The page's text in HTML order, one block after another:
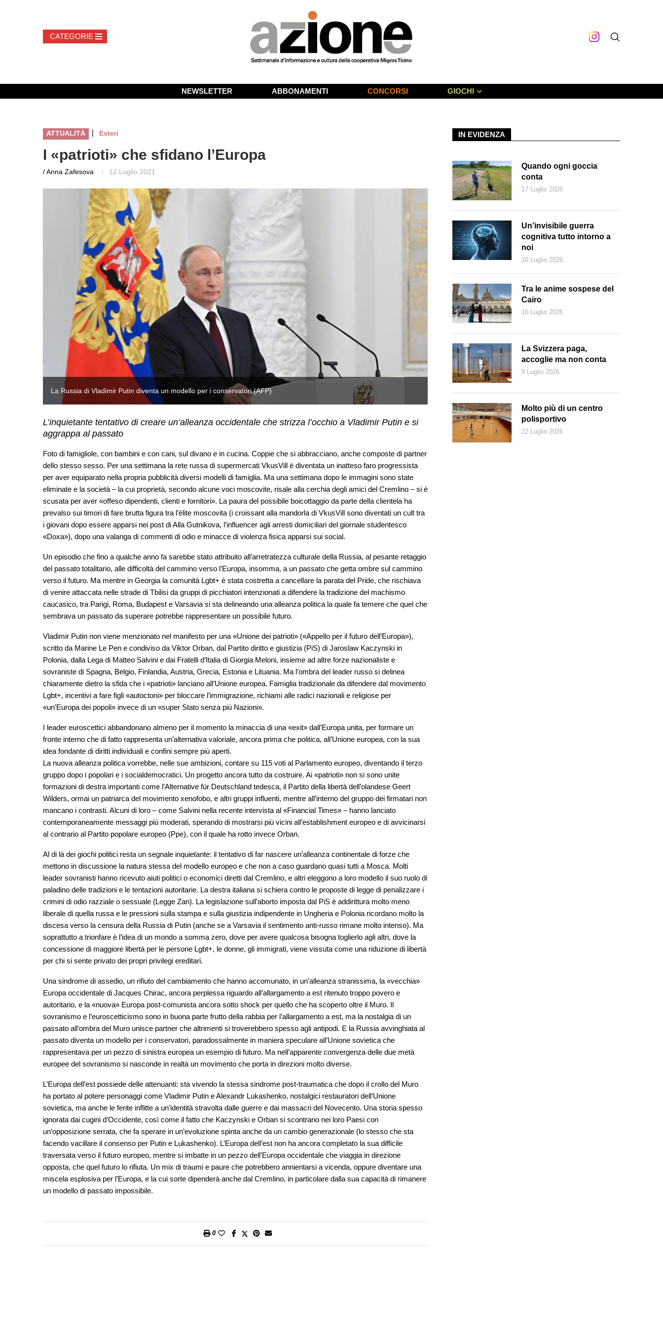
NEWSLETTER ABBONAMENTI CONCORSI GIOCHI
ATTUALITÀ | Esteri
I «patrioti» che sfidano l’Europa
/ Anna Zafesova 12 Luglio 2021
La Russia di Vladimir Putin diventa un modello per i conservatori (AFP) La Russia di Vladimir Putin diventa un modello per i conservatori (AFP)
L’inquietante tentativo di creare un’alleanza occidentale che strizza l’occhio a Vladimir Putin e si
aggrappa al passato
Foto di famigliole, con bambini e con cani, sul divano e in cucina. Coppie che si abbracciano, anche composte di partner
dello stesso sesso. Per una settimana la rete russa di supermercati VkusVill è diventata un inatteso faro progressista
per aver equiparato nella propria pubblicità diversi modelli di famiglia. Ma una settimana dopo le immagini sono state
eliminate e la società – la cui proprietà, secondo alcune voci moscovite, risale alla cerchia degli amici del Cremlino – si è
scusata per aver «offeso dipendenti, clienti e fornitori». La paura del possibile boicottaggio da parte della clientela ha
prevalso sui timori di fare brutta figura tra l’élite moscovita (i croissant alla mandorla di VkusVill sono diventati un cult tra
i giovani dopo essere apparsi nei post di Alla Gutnikova, l’influencer agli arresti domiciliari del giornale studentesco
«Doxa»), dopo una valanga di commenti di odio e minacce di violenza fisica apparsi sui social.
Un episodio che fino a qualche anno fa sarebbe stato attribuito all’arretratezza culturale della Russia, al pesante retaggio
del passato totalitario, alle difficoltà del cammino verso l’Europa, insomma, a un passato che getta ombre sul cammino
verso il futuro. Ma mentre in Georgia la comunità Lgbt+ è stata costretta a cancellare la parata del Pride, che rischiava
di venire attaccata nelle strade di Tbilisi da gruppi di picchiatori intenzionati a difendere la tradizione del machismo
caucasico, tra Parigi, Roma, Budapest e Varsavia si sta delineando una alleanza politica la quale fa temere che quel che
sembrava un passato da superare potrebbe rappresentare un possibile futuro.
Vladimir Putin non viene menzionato nel manifesto per una «Unione dei patrioti» («Appello per il futuro dell’Europa»),
scritto da Marine Le Pen e condiviso da Viktor Orban, dal Partito diritto e giustizia (PiS) di Jaroslaw Kaczynski in
Polonia, dalla Lega di Matteo Salvini e dai Fratelli d’Italia di Giorgia Meloni, insieme ad altre forze nazionaliste e
sovraniste di Spagna, Belgio, Finlandia, Austria, Grecia, Estonia e Lituania. Ma l’ombra del leader russo si delinea
chiaramente dietro la sfida che i «patrioti» lanciano all’Unione europea. Famiglia tradizionale da difendere dal movimento
Lgbt+, incentivi a fare figli «autoctoni» per bloccare l’immigrazione, richiami alle radici nazionali e religiose per
«un’Europa dei popoli» invece di un «super Stato senza più Nazioni».
I leader euroscettici abbandonano almeno per il momento la minaccia di una «exit» dall’Europa unita, per formare un
fronte interno che di fatto rappresenta un’alternativa valoriale, ancora prima che politica, all’Unione europea, con la sua
idea fondante di diritti individuali e confini sempre più aperti.
La nuova alleanza politica vorrebbe, nelle sue ambizioni, contare su 115 voti al Parlamento europeo, diventando il terzo
gruppo dopo i popolari e i socialdemocratici. Un progetto ancora tutto da costruire. Ai «patrioti» non si sono unite
formazioni di destra importanti come l’Alternative für Deutschland tedesca, il Partito della libertà dell’olandese Geert
Wilders, ormai un patriarca del movimento xenofobo, e altri gruppi influenti, mentre all’interno del gruppo dei firmatari non
mancano i contrasti. Alcuni di loro – come Salvini nella recente intervista al «Financial Times» – hanno lanciato
contemporaneamente messaggi più moderati, sperando di mostrarsi più vicini all’establishment europeo e di avvicinarsi
al contrario al Partito popolare europeo (Ppe), con il quale ha rotto invece Orban.
Al di là dei giochi politici resta un segnale inquietante: il tentativo di far nascere un’alleanza continentale di forze che
mettono in discussione la natura stessa del modello europeo e che non a caso guardano quasi tutti a Mosca. Molti
leader sovranisti hanno ricevuto aiuti politici o economici diretti dal Cremlino, e altri eleggono a loro modello il suo ruolo di
paladino delle tradizioni e le tentazioni autoritarie. La destra italiana si schiera contro le proposte di legge di penalizzare i
crimini di odio razziale o sessuale (Legge Zan). La legislazione sull’aborto imposta dal PiS è addirittura molto meno
liberale di quella russa e le pressioni sulla stampa e sulla giustizia indipendente in Ungheria e Polonia ricordano molto la
discesa verso la censura della Russia di Putin (anche se a Varsavia il sentimento anti-russo rimane molto intenso). Ma
soprattutto a trionfare è l’idea di un mondo a somma zero, dove per avere qualcosa bisogna toglierlo agli altri, dove la
concessione di maggiore libertà per le persone Lgbt+, le donne, gli immigrati, viene vissuta come una riduzione di libertà
per chi si sente privato dei propri privilegi ereditari.
Una sindrome di assedio, un rifiuto del cambiamento che hanno accomunato, in un’alleanza stranissima, la «vecchia»
Europa occidentale di Jacques Chirac, ancora perplessa riguardo all’allargamento a est ritenuto troppo povero e
autoritario, e la «nuova» Europa post-comunista ancora sotto shock per quello che ha scoperto oltre il Muro. Il
sovranismo e l’euroscetticismo sono in buona parte frutto della rabbia per l’allargamento a est, ma la nostalgia di un
passato all’ombra del Muro unisce partner che altrimenti si troverebbero spesso agli antipodi. E la Russia avvinghiata al
passato diventa un modello per i conservatori, paradossalmente in maniera speculare all’Unione sovietica che
rappresentava per un pezzo di sinistra europea un esempio di futuro. Ma nell’apparente convergenza delle due metà
europee del sovranismo si nasconde in realtà un movimento che porta in direzioni molto diverse.
L’Europa dell’est possiede delle attenuanti: sta vivendo la stessa sindrome post-traumatica che dopo il crollo del Muro
ha portato al potere personaggi come Vladimir Putin e Alexandr Lukashenko, nostalgici restauratori dell’Unione
sovietica, ma anche le ferite inflitte a un’identità stravolta dalle guerre e dai massacri del Novecento. Una storia spesso
ignorata dai cugini d’Occidente, così come il fatto che Kaczynski e Orban si scontrano nei loro Paesi con
un’opposizione serrata, che fa sperare in un’evoluzione spinta anche da un cambio generazionale (lo stesso che sta
facendo vacillare il consenso per Putin e Lukashenko). L’Europa dell’est non ha ancora completato la sua difficile
traversata verso il futuro europeo, mentre si imbatte in un pezzo dell’Europa occidentale che viaggia in direzione
opposta, che quel futuro lo rifiuta. Un mix di traumi e paure che potrebbero annientarsi a vicenda, oppure diventare una
miscela esplosiva per l’Europa, e la cui sorte dipenderà anche dal Cremlino, in particolare dalla sua capacità di rimanere
un modello di passato impossibile.
0
IN EVIDENZA
Quando ogni goccia
conta
17 Luglio 2026
Un’invisibile guerra
cognitiva tutto intorno a
noi
10 Luglio 2026
Tra le anime sospese del
Cairo
16 Luglio 2026
La Svizzera paga,
accoglie ma non conta
8 Luglio 2026
Molto più di un centro
polisportivo
22 Luglio 2026